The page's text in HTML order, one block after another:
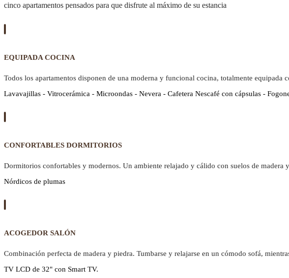
cinco apartamentos pensados para que disfrute al máximo de su estancia
EQUIPADA COCINA
Todos los apartamentos disponen de una moderna y funcional cocina, totalmente
Lavavajillas - Vitrocerámica - Microondas - Nevera - Cafetera Nescafé con cápsulas -
CONFORTABLES DORMITORIOS
Dormitorios confortables y modernos. Un ambiente relajado y cálido con suelos de madera
Nórdicos de plumas
ACOGEDOR SALÓN
Combinación perfecta de madera y piedra. Tumbarse y relajarse en un cómodo sofá,
TV LCD de 32" con Smart TV.